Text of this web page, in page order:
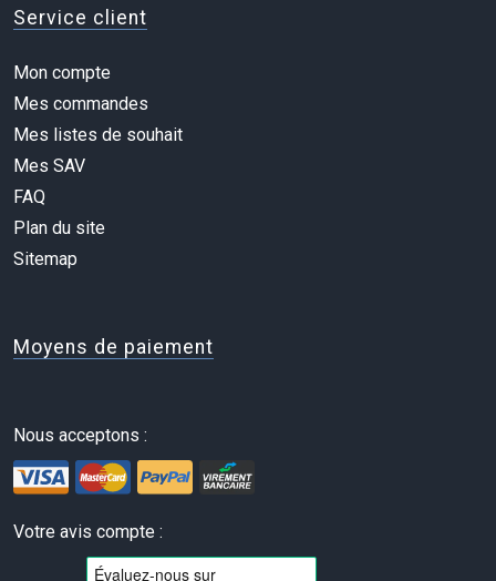
Service client
Mon compte
Mes commandes
Mes listes de souhait
Mes SAV
FAQ
Plan du site
Sitemap
Moyens de paiement
Nous acceptons :
Votre avis compte :